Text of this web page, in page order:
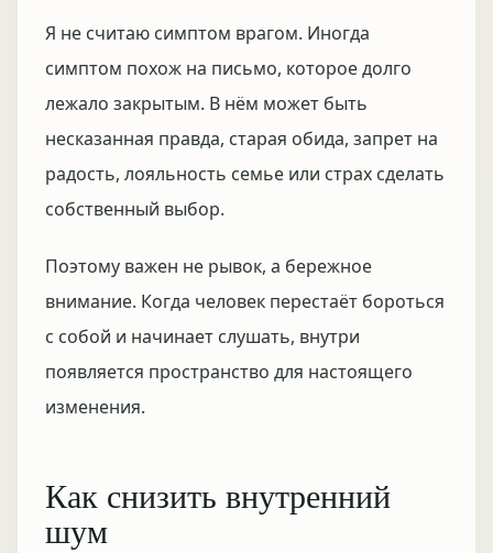
Я не считаю симптом врагом. Иногда
симптом похож на письмо, которое долго
лежало закрытым. В нём может быть
несказанная правда, старая обида, запрет на
радость, лояльность семье или страх сделать
собственный выбор.
Поэтому важен не рывок, а бережное
внимание. Когда человек перестаёт бороться
с собой и начинает слушать, внутри
появляется пространство для настоящего
изменения.
Как снизить внутренний
шум